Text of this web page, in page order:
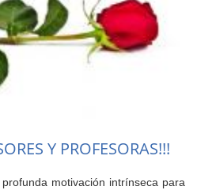
Y PROFESORAS!!!
motivación intrínseca para